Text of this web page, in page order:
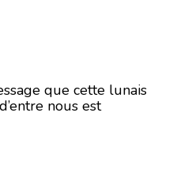
que cette lunais
d’entre nous est